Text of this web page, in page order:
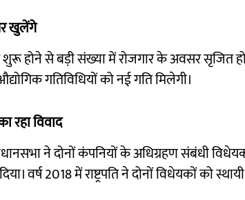
खुलेंगे
से बड़ी संख्या में रोजगार के अवसर सृजित
गतिविधियों को नई गति मिलेगी।
रहा विवाद
ने दोनों कंपनियों के अधिग्रहण संबंधी
वर्ष 2018 में राष्ट्रपति ने दोनों विधेयकों को